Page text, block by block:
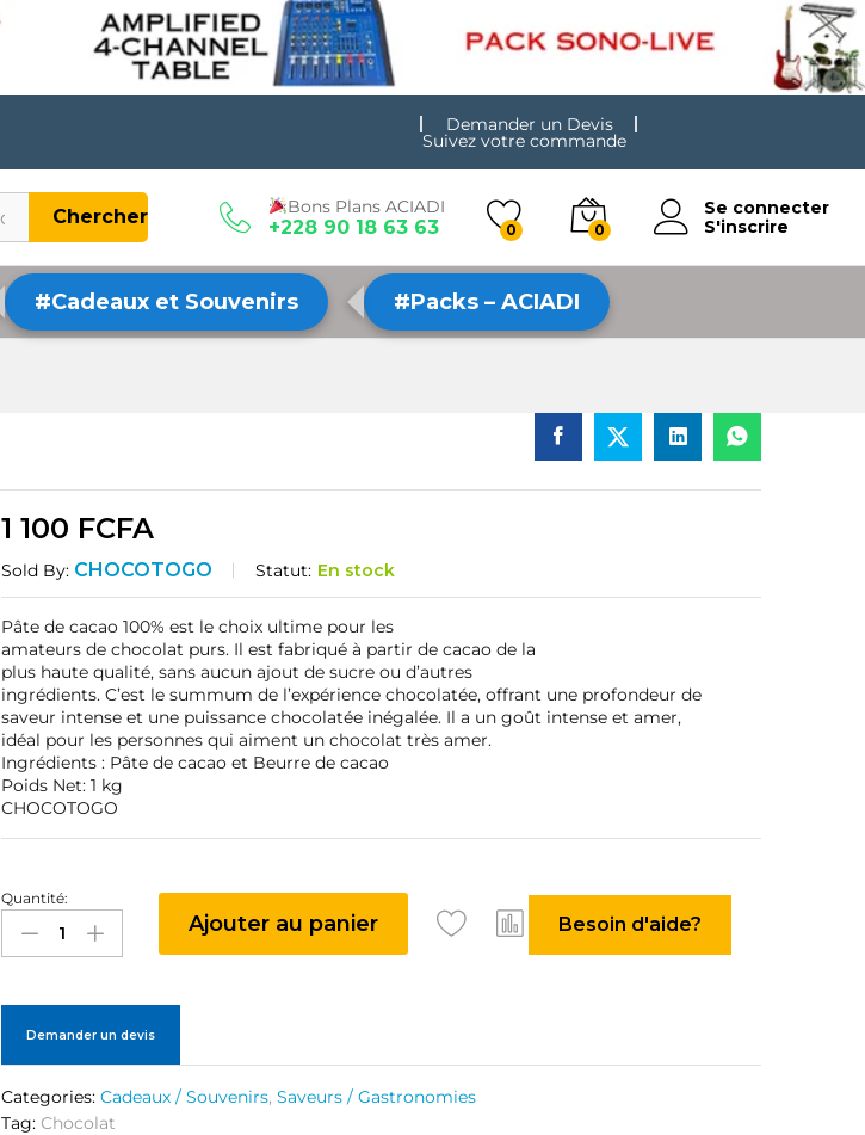
Demander un Devis
Suivez votre commande
Chercher Bons Plans ACIADI
+228 90 18 63 63 0 0
Se connecter
S'inscrire
#Cadeaux et Souvenirs #Packs – ACIADI
1 100 FCFA
Sold By: CHOCOTOGO Statut: En stock
Pâte de cacao 100% est le choix ultime pour les
amateurs de chocolat purs. Il est fabriqué à partir de cacao de la
plus haute qualité, sans aucun ajout de sucre ou d’autres
ingrédients. C’est le summum de l’expérience chocolatée, offrant une profondeur de
saveur intense et une puissance chocolatée inégalée. Il a un goût intense et amer,
idéal pour les personnes qui aiment un chocolat très amer.
Ingrédients : Pâte de cacao et Beurre de cacao
Poids Net: 1 kg
CHOCOTOGO
Pâte
cacao
VRAC
quantité
Quantité:
Ajouter au panier Besoin d'aide?
Demander un devis
Categories:Cadeaux / Souvenirs,Saveurs / Gastronomies
Tag: Chocolat